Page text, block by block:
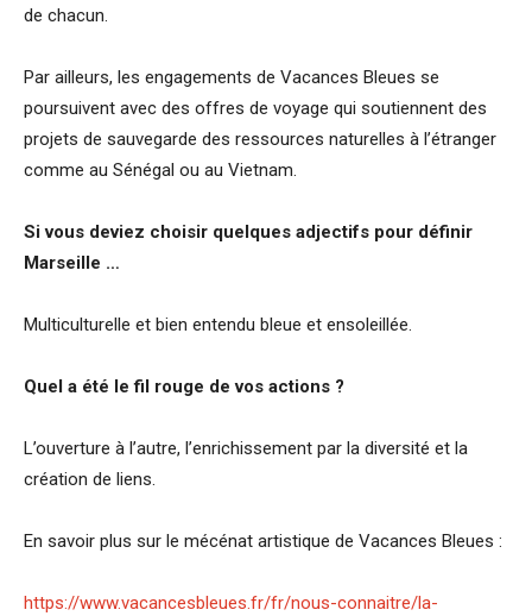
de chacun.
Par ailleurs, les engagements de Vacances Bleues se
poursuivent avec des offres de voyage qui soutiennent des
projets de sauvegarde des ressources naturelles à l’étranger
comme au Sénégal ou au Vietnam.
Si vous deviez choisir quelques adjectifs pour définir
Marseille …
Multiculturelle et bien entendu bleue et ensoleillée.
Quel a été le fil rouge de vos actions ?
L’ouverture à l’autre, l’enrichissement par la diversité et la
création de liens.
En savoir plus sur le mécénat artistique de Vacances Bleues :
https://www.vacancesbleues.fr/fr/nous-connaitre/la-